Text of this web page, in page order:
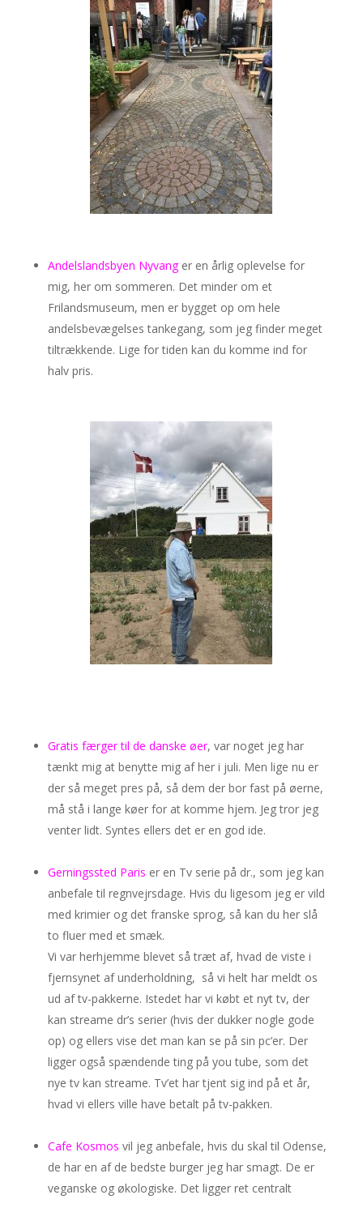
Andelslandsbyen Nyvanger en årlig oplevelse for
mig, her om sommeren. Det minder om et
Frilandsmuseum, men er bygget op om hele
andelsbevægelses tankegang, som jeg finder meget
tiltrækkende. Lige for tiden kan du komme ind for
halv pris.
Gratis færger til de danske øer, var noget jeg har
tænkt mig at benytte mig af her i juli. Men lige nu er
der så meget pres på, så dem der bor fast på øerne,
må stå i lange køer for at komme hjem. Jeg tror jeg
venter lidt. Syntes ellers det er en god ide.
Gerningssted Paris er en Tv serie på dr., som jeg kan
anbefale til regnvejrsdage. Hvis du ligesom jeg er vild
med krimier og det franske sprog, så kan du her slå
to fluer med et smæk.
Vi var herhjemme blevet så træt af, hvad de viste i
fjernsynet af underholdning, så vi helt har meldt os
ud af tv-pakkerne. Istedet har vi købt et nyt tv, der
kan streame dr’s serier (hvis der dukker nogle gode
op) og ellers vise det man kan se på sin pc’er. Der
ligger også spændende ting på you tube, som det
nye tv kan streame. Tv’et har tjent sig ind på et år,
hvad vi ellers ville have betalt på tv-pakken.
Cafe Kosmos vil jeg anbefale, hvis du skal til Odense,
de har en af de bedste burger jeg har smagt. De er
veganske og økologiske. Det ligger ret centralt